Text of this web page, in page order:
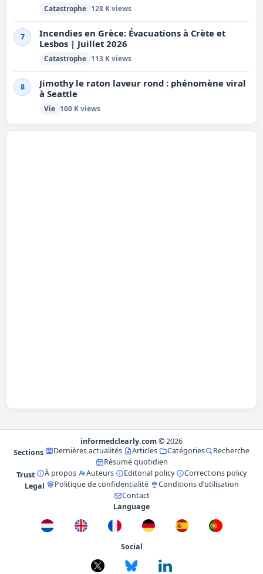
Catastrophe 128 K views
7
Incendies en Grèce: Évacuations à Crète et
Lesbos | Juillet 2026
Catastrophe 113 K views
8
Jimothy le raton laveur rond : phénomène viral
à Seattle
Vie 100 K views
informedclearly.com© 2026
Sections
Dernières actualités Articles Catégories
Recherche
Résumé quotidien
Trust
À propos Auteurs Editorial policy
Corrections policy
Legal
Politique de confidentialité
Conditions d’utilisation
Contact
Language
Social